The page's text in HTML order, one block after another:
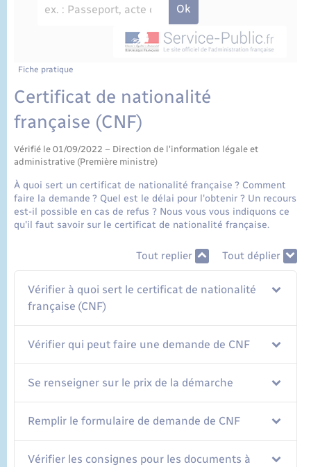
État civil
Cimetière communal
Fiche pratique
Certificat de nationalité
française (CNF)
Vérifié le 01/09/2022 – Direction de l'information légale et
administrative (Première ministre)
À quoi sert un certificat de nationalité française ? Comment
faire la demande ? Quel est le délai pour l'obtenir ? Un recours
est-il possible en cas de refus ? Nous vous vous indiquons ce
qu'il faut savoir sur le certificat de nationalité française.
Tout replier Tout déplier
Vérifier à quoi sert le certificat de nationalité
française (CNF)
Vérifier qui peut faire une demande de CNF
Se renseigner sur le prix de la démarche
Remplir le formulaire de demande de CNF
Vérifier les consignes pour les documents à